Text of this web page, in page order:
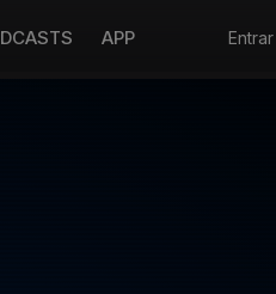
APP Entrar